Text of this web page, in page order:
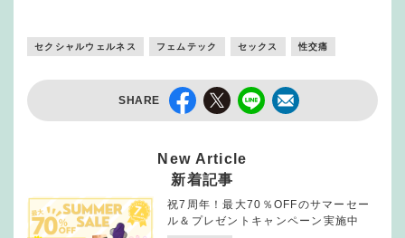
セクシャルウェルネス フェムテック セックス 性交痛
SHARE
New Article
新着記事
祝7周年！最大70％OFFのサマーセー
ル＆プレゼントキャンペーン実施中